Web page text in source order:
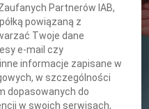
i
Zaufanych Partnerów IAB,
powiązaną z
Twoje dane
e-mail czy
informacje zapisane w
w szczególności
dopasowanych do
w swoich serwisach,